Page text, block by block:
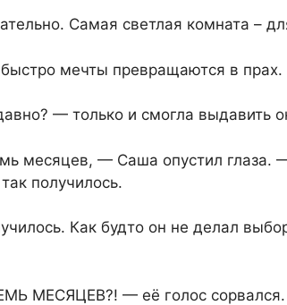
Самая светлая комната –
мечты превращаются в прах.
— только и смогла выдавить
месяцев, — Саша опустил глаза.
получилось.
Как будто он не делал
МЕСЯЦЕВ?! — её голос